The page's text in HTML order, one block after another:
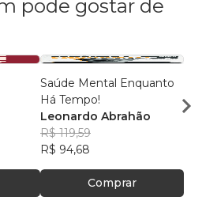
pode gostar de
Saúde Mental Enquanto
Há Tempo!
Leonardo Abrahão
R$ 119,59
R$ 94,68
Comprar
paz!